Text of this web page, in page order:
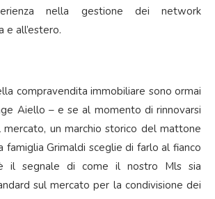
nella gestione dei network
e all’estero.
compravendita immobiliare sono ormai
Aiello – e se al momento di rinnovarsi
un marchio storico del mattone
famiglia Grimaldi sceglie di farlo al fianco
il segnale di come il nostro Mls sia
sul mercato per la condivisione dei